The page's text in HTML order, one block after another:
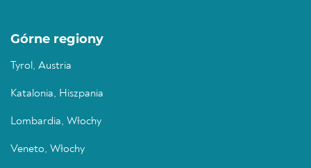
Górne regiony
Tyrol, Austria
Katalonia, Hiszpania
Lombardia, Włochy
Veneto, Włochy